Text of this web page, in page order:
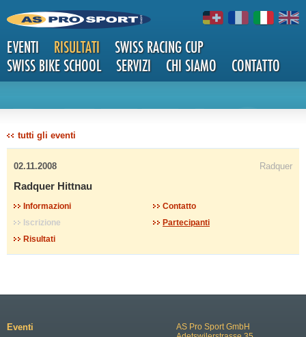
EVENTI RISULTATI
SWISS RACING CUP
SWISS BIKE SCHOOL
SERVIZI CHI SIAMO CONTATTO
DETTAG
LI
tutti gli eventi
02.11.2008 Radquer
Radquer Hittnau
Informazioni
Contatto
Iscrizione
Partecipanti
Risultati
AS Pro Sport GmbH
Eventi